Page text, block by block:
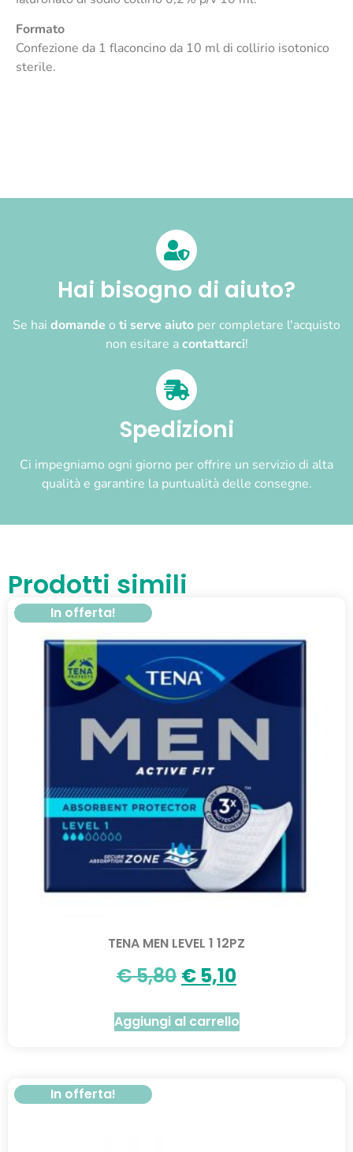
Formato
Confezione da 1 flaconcino da 10 ml di collirio isotonico
sterile.
Hai bisogno di aiuto?
Se hai domande o ti serve aiuto per completare l'acquisto
non esitare acontattarci!
Spedizioni
Ci impegniamo ogni giorno per offrire un servizio di alta
qualità e garantire la puntualità delle consegne.
Prodotti simili
In offerta!
TENA MEN LEVEL 1 12PZ
€5,80 € 5,10
Aggiungi al carrello
In offerta!